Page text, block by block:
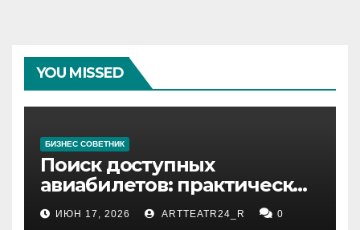
YOU MISSED
БИЗНЕС СОВЕТНИК
Поиск доступных
авиабилетов: практические
рекомендации
ИЮН 17, 2026 ARTTEATR24_R 0